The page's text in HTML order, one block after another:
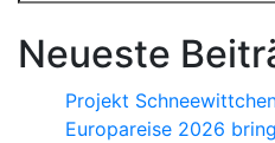
Neueste
Projekt
Europareise 2026